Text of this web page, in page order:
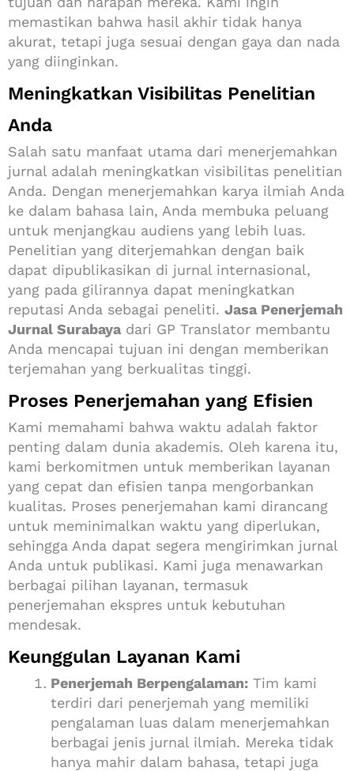
memastikan bahwa hasil akhir tidak hanya
akurat, tetapi juga sesuai dengan gaya dan nada
yang diinginkan.
Meningkatkan Visibilitas Penelitian
Anda
Salah satu manfaat utama dari menerjemahkan
jurnal adalah meningkatkan visibilitas penelitian
Anda. Dengan menerjemahkan karya ilmiah Anda
ke dalam bahasa lain, Anda membuka peluang
untuk menjangkau audiens yang lebih luas.
Penelitian yang diterjemahkan dengan baik
dapat dipublikasikan di jurnal internasional,
yang pada gilirannya dapat meningkatkan
reputasi Anda sebagai peneliti. Jasa Penerjemah
Jurnal Surabayadari GP Translator membantu
Anda mencapai tujuan ini dengan memberikan
terjemahan yang berkualitas tinggi.
Proses Penerjemahan yang Efisien
Kami memahami bahwa waktu adalah faktor
penting dalam dunia akademis. Oleh karena itu,
kami berkomitmen untuk memberikan layanan
yang cepat dan efisien tanpa mengorbankan
kualitas. Proses penerjemahan kami dirancang
untuk meminimalkan waktu yang diperlukan,
sehingga Anda dapat segera mengirimkan jurnal
Anda untuk publikasi. Kami juga menawarkan
berbagai pilihan layanan, termasuk
penerjemahan ekspres untuk kebutuhan
mendesak.
Keunggulan Layanan Kami
Penerjemah Berpengalaman: Tim kami
terdiri dari penerjemah yang memiliki
pengalaman luas dalam menerjemahkan
berbagai jenis jurnal ilmiah. Mereka tidak
hanya mahir dalam bahasa, tetapi juga